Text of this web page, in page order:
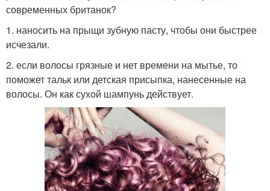
современных британок?
1. наносить на прыщи зубную пасту, чтобы они быстрее
исчезали.
2. если волосы грязные и нет времени на мытье, то
поможет тальк или детская присыпка, нанесенные на
волосы. Он как сухой шампунь действует.